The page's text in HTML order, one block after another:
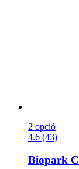
2 opció
4.6 (43)
Biopark